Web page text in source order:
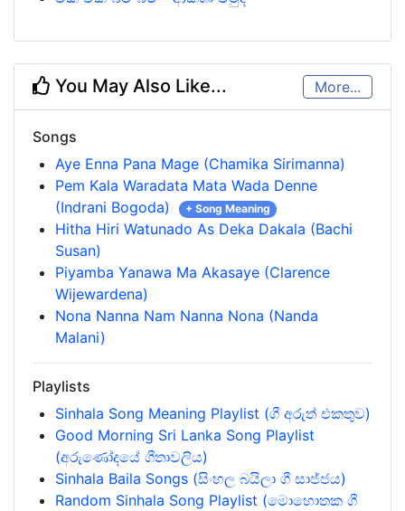
You May Also Like... More...
Songs
Aye Enna Pana Mage (Chamika Sirimanna)
Pem Kala Waradata Mata Wada Denne
(Indrani Bogoda)
+ Song Meaning
Hitha Hiri Watunado As Deka Dakala (Bachi
Susan)
Piyamba Yanawa Ma Akasaye (Clarence
Wijewardena)
Nona Nanna Nam Nanna Nona (Nanda
Malani)
Playlists
Sinhala Song Meaning Playlist (ගී අරුත් එකතුව)
Good Morning Sri Lanka Song Playlist
(අරුණෝදයේ ගීතාවලිය)
Sinhala Baila Songs (සිංහල බයිලා ගී සාජ්ජය)
Random Sinhala Song Playlist (මොහොතක ගී